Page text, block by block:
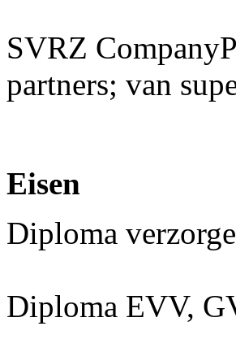
SVRZ
partners; van
Eisen
Diploma
Diploma EVV,